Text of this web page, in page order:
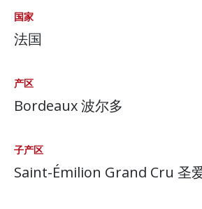
国家
法国
产区
Bordeaux 波尔多
子产区
Saint-Émilion Grand Cru 圣